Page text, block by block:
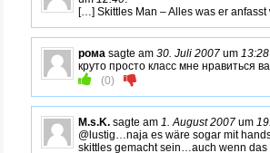
[…] Skittles Man – Alles was er
рома sagte am 30. Juli 2007 um 13:28
круто просто класс мне нравиться
(0)
M.s.K. sagte am 1. August 2007 um
@lustig…naja es wäre sogar mit
skittles gemacht sein…auch wenn